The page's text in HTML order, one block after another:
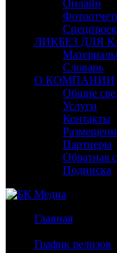
Онлайн
ЛИКБЕЗ ДЛЯ
Словарь
О КОМПАНИИ
Общие
Услуги
Контакты
Партнеры
Обратная
Подписка
Главная
График релизов